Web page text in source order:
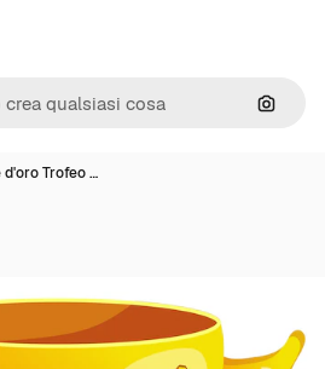
Cerca
d'oro Trofeo …